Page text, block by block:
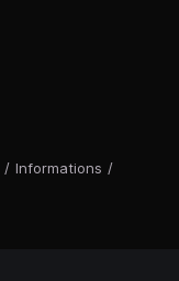
/ Informations /